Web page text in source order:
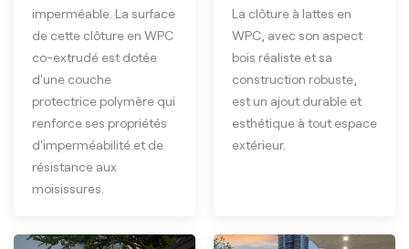
imperméable. La surface
de cette clôture en WPC
co-extrudé est dotée
d'une couche
protectrice polymère qui
renforce ses propriétés
d'imperméabilité et de
résistance aux
moisissures.
La clôture à lattes en
WPC, avec son aspect
bois réaliste et sa
construction robuste,
est un ajout durable et
esthétique à tout espace
extérieur.